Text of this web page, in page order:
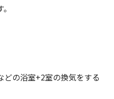
どの浴室+2室の換気をする